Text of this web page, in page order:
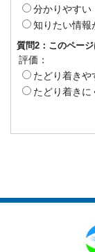
分かりやすい
知りたい情報
質問2：このペー
評価：
たどり着きや
たどり着きに